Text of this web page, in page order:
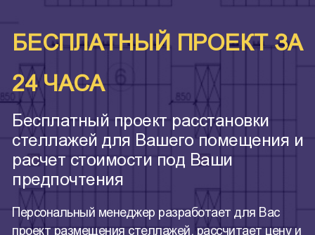
БЕСПЛАТНЫЙ ПРОЕКТ ЗА
24 ЧАСА
Бесплатный проект расстановки
стеллажей для Вашего помещения и
расчет стоимости под Ваши
предпочтения
Персональный менеджер разработает для Вас
проект размещения стеллажей, рассчитает цену и